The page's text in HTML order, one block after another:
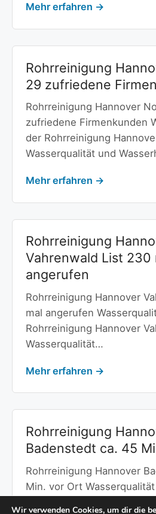
Mehr erfahren →
Rohrreinigung
29 zufriedene
Rohrreinigung Hannover
zufriedene Firmenkunden
der Rohrreinigung
Wasserqualität und
Mehr erfahren →
Rohrreinigung
Vahrenwald List 230
angerufen
Rohrreinigung Hannover
mal angerufen
Rohrreinigung Hannover
Wasserqualität…
Mehr erfahren →
Rohrreinigung
Badenstedt ca. 45
Rohrreinigung Hannover
Min. vor Ort
Wir verwenden Cookies, um dir die